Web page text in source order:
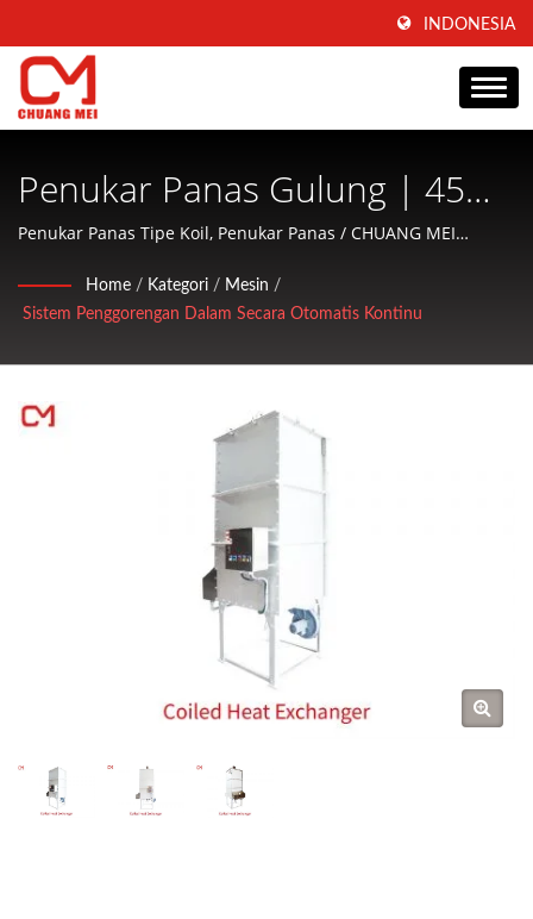
INDONESIA
Penukar Panas Gulung | 45
Tahun Produsen Mesin
Pembentukan, Pelapisan &
Memasak Makanan Sejak 1977
| CHUANG MEI INDUSTRIAL
CO.
Penukar Panas Tipe Koil, Penukar Panas / CHUANG MEI
produksi mesin pengolahan dan pengkondisian makanan
akuatik serta menawarkan layanan ramah kepada pelanggan.
Home / Kategori / Mesin /
Sistem Penggorengan Dalam Secara Otomatis Kontinu